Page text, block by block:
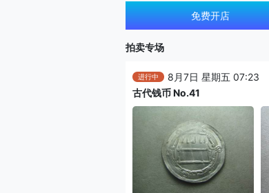
免费开店
拍卖专场
进行中
8月7日 星期五 07:23
古代钱币 No.41